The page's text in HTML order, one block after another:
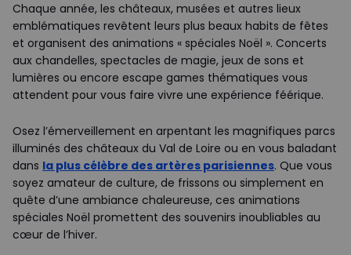
Chaque année, les châteaux, musées et autres lieux
emblématiques revêtent leurs plus beaux habits de fêtes
et organisent des animations « spéciales Noël ». Concerts
aux chandelles, spectacles de magie, jeux de sons et
lumières ou encore escape games thématiques vous
attendent pour vous faire vivre une expérience féérique.
Osez l’émerveillement en arpentant les magnifiques parcs
illuminés des châteaux du Val de Loire ou en vous baladant
dans la plus célèbre des artères parisiennes. Que vous
soyez amateur de culture, de frissons ou simplement en
quête d’une ambiance chaleureuse, ces animations
spéciales Noël promettent des souvenirs inoubliables au
cœur de l’hiver.